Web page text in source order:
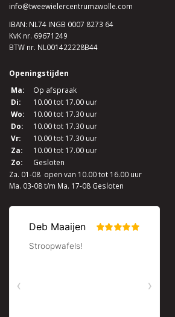
info@tweewielercentrumzwolle.com
IBAN: NL74 INGB 0007 8273 64
KvK nr. 69671249
BTW nr. NL001422228B44
Openingstijden
Ma:
Op afspraak
Di:
10.00 tot 17.00 uur
Wo:
10.00 tot 17.30 uur
Do:
10.00 tot 17.30 uur
Vr:
10.00 tot 17.30 uur
Za:
10.00 tot 17.00 uur
Zo:
Gesloten
Za. 01-08 open van 10.00 tot 16.00 uur
Ma. 03-08 t/m Ma. 17-08 Gesloten